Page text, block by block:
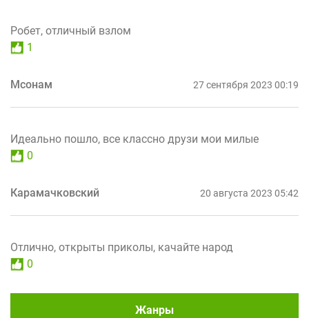
Робет, отличный взлом
1
Мсонам 27 сентября 2023 00:19
Идеально пошло, все классно друзи мои милые
0
Карамачковский 20 августа 2023 05:42
Отлично, открыты приколы, качайте народ
0
Жанры